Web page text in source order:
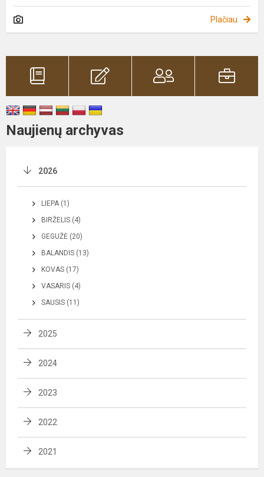
Plačiau
Naujienų archyvas
2026
LIEPA (1)
BIRŽELIS (4)
GEGUŽĖ (20)
BALANDIS (13)
KOVAS (17)
VASARIS (4)
SAUSIS (11)
2025
2024
2023
2022
2021